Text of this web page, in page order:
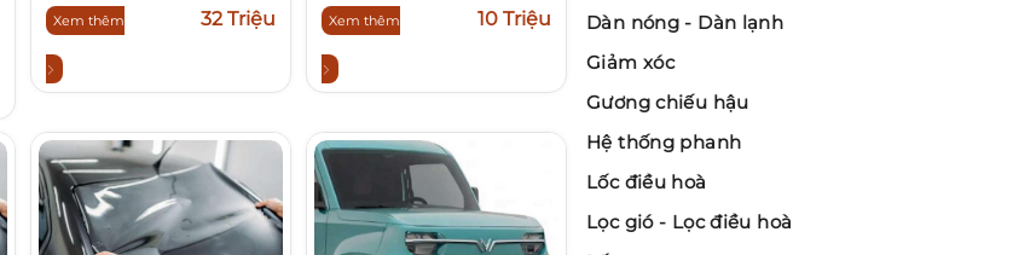
Xem thêm 32 Triệu Xem thêm 10 Triệu
Dàn nóng - Dàn lạnh
Giảm xóc
Gương chiếu hậu
Hệ thống phanh
Lốc điều hoà
Lọc gió - Lọc điều hoà